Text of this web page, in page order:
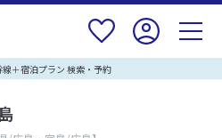
線＋宿泊プラン 検索・予約